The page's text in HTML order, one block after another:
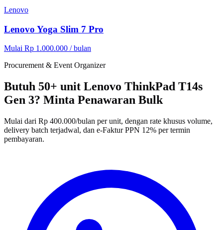
Lenovo
Lenovo Yoga Slim 7 Pro
Mulai Rp 1.000.000 / bulan
Procurement & Event Organizer
Butuh 50+ unit Lenovo ThinkPad T14s
Gen 3? Minta Penawaran Bulk
Mulai dari Rp 400.000/bulan per unit, dengan rate khusus volume,
delivery batch terjadwal, dan e-Faktur PPN 12% per termin
pembayaran.